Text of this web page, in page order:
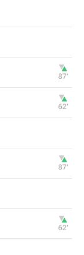
87‎’‎
62‎’‎
87‎’‎
62‎’‎